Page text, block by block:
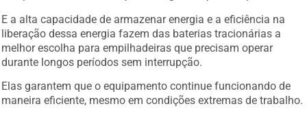
E a alta capacidade de armazenar energia e a eficiência na
liberação dessa energia fazem das baterias tracionárias a
melhor escolha para empilhadeiras que precisam operar
durante longos períodos sem interrupção.
Elas garantem que o equipamento continue funcionando de
maneira eficiente, mesmo em condições extremas de trabalho.